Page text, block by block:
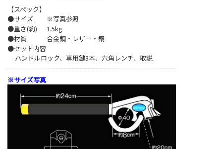
【スペック】
●サイズ
※写真参照
●重さ(約)
1.5kg
●材質
合金鋼・レザー・銅
●セット内容
ハンドルロック、専用鍵3本、六角レンチ、取説
※サイズ写真